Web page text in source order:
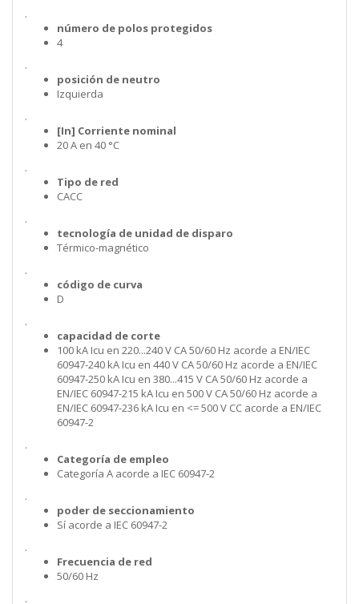
.
número de polos protegidos
4
.
posición de neutro
Izquierda
.
[In] Corriente nominal
20 A en 40 °C
.
Tipo de red
CACC
.
tecnología de unidad de disparo
Térmico-magnético
.
código de curva
D
.
capacidad de corte
100 kA Icu en 220...240 V CA 50/60 Hz acorde a EN/IEC
60947-240 kA Icu en 440 V CA 50/60 Hz acorde a EN/IEC
60947-250 kA Icu en 380...415 V CA 50/60 Hz acorde a
EN/IEC 60947-215 kA Icu en 500 V CA 50/60 Hz acorde a
EN/IEC 60947-236 kA Icu en <= 500 V CC acorde a EN/IEC
60947-2
.
Categoría de empleo
Categoría A acorde a IEC 60947-2
.
poder de seccionamiento
Sí acorde a IEC 60947-2
.
Frecuencia de red
50/60 Hz
.